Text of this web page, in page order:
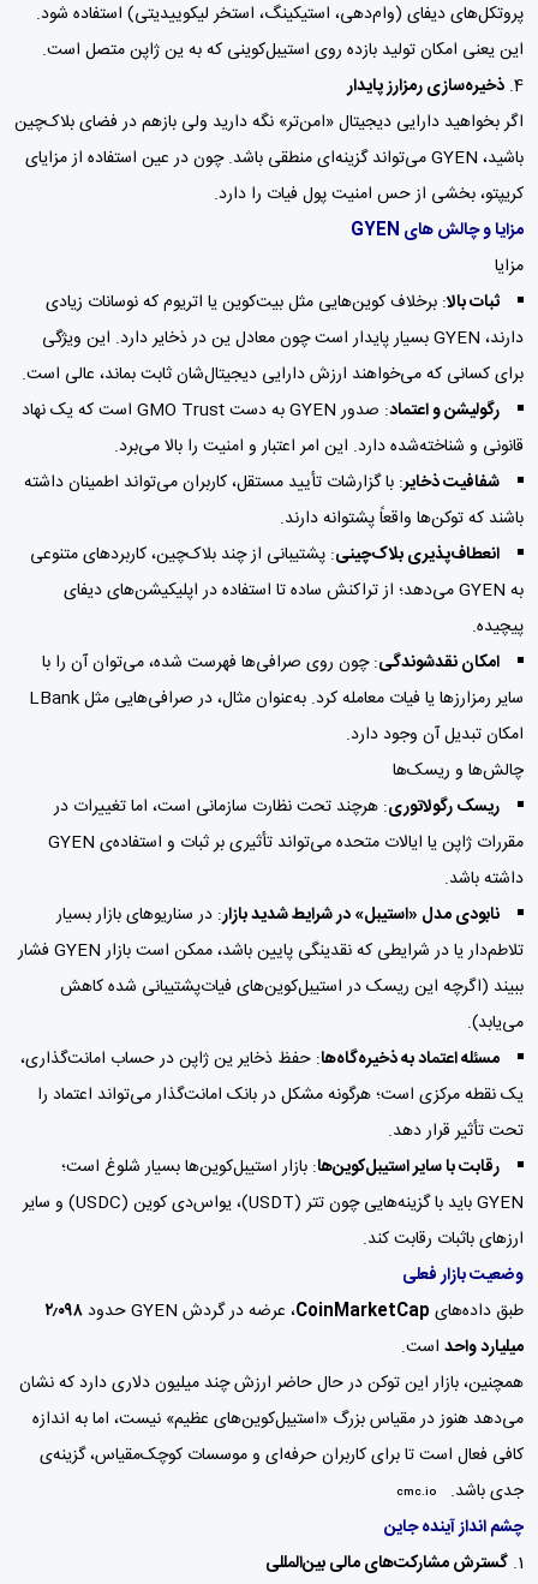
پروتکل‌های دیفای (وام‌دهی، استیکینگ، استخر لیکوییدیتی) استفاده شود.
این یعنی امکان تولید بازده روی استیبل‌کوینی که به ین ژاپن متصل است.
ذخیره‌سازی رمزارز پایدار
اگر بخواهید دارایی دیجیتال «امن‌تر» نگه دارید ولی بازهم در فضای بلاک‌چین
باشید، GYEN می‌تواند گزینه‌ای منطقی باشد. چون در عین استفاده از مزایای
کریپتو، بخشی از حس امنیت پول فیات را دارد.
مزایا و چالش های GYEN
مزایا
ثبات بالا: برخلاف کوین‌هایی مثل بیت‌کوین یا اتریوم که نوسانات زیادی
دارند، GYEN بسیار پایدار است چون معادل ین در ذخایر دارد. این ویژگی
برای کسانی که می‌خواهند ارزش دارایی دیجیتال‌شان ثابت بماند، عالی است.
رگولیشن و اعتماد
: صدور GYEN به دست GMO Trust است که یک نهاد
قانونی و شناخته‌شده دارد. این امر اعتبار و امنیت را بالا می‌برد.
شفافیت ذخایر: با گزارشات تأیید مستقل، کاربران می‌تواند اطمینان داشته
باشند که توکن‌ها واقعاً پشتوانه دارند.
انعطاف‌پذیری بلاک‌چینی: پشتیبانی از چند بلاک‌چین، کاربردهای متنوعی
به GYEN می‌دهد؛ از تراکنش ساده تا استفاده در اپلیکیشن‌های دیفای
پیچیده.
امکان نقدشوندگی: چون روی صرافی‌ها فهرست شده، می‌توان آن را با
سایر رمزارزها یا فیات معامله کرد. به‌عنوان مثال، در صرافی‌هایی مثل LBank
امکان تبدیل آن وجود دارد.
چالش‌ها و ریسک‌ها
ریسک رگولاتوری: هرچند تحت نظارت سازمانی است، اما تغییرات در
مقررات ژاپن یا ایالات متحده می‌تواند تأثیری بر ثبات و استفاده‌ی GYEN
داشته باشد.
نابودی مدل «استیبل» در شرایط شدید بازار: در سناریوهای بازار بسیار
تلاطم‌دار یا در شرایطی که نقدینگی پایین باشد، ممکن است بازار GYEN فشار
ببیند (اگرچه این ریسک در استیبل‌کوین‌های فیات‌پشتیبانی شده کاهش
می‌یابد).
مسئله اعتماد به ذخیره‌گاه‌ها: حفظ ذخایر ین ژاپن در حساب امانت‌گذاری،
یک نقطه مرکزی است؛ هرگونه مشکل در بانک امانت‌گذار می‌تواند اعتماد را
تحت تأثیر قرار دهد.
رقابت با سایر استیبل‌کوین‌ها: بازار استیبل‌کوین‌ها بسیار شلوغ است؛
GYEN باید با گزینه‌هایی چون تتر (USDT)، یو‌اس‌دی کوین (USDC) و سایر
ارزهای باثبات رقابت کند.
وضعیت بازار فعلی
طبق داده‌های CoinMarketCap، عرضه در گردش GYEN حدود
۲٫۰۹۸
میلیارد واحد است.
همچنین، بازار این توکن در حال حاضر ارزش چند میلیون دلاری دارد که نشان
می‌دهد هنوز در مقیاس بزرگ «استیبل‌کوین‌های عظیم» نیست، اما به اندازه
کافی فعال است تا برای کاربران حرفه‌ای و موسسات کوچک‌مقیاس، گزینه‌ی
جدی باشد.
cmc.io
چشم انداز آینده جاین
گسترش مشارکت‌های مالی بین‌المللی